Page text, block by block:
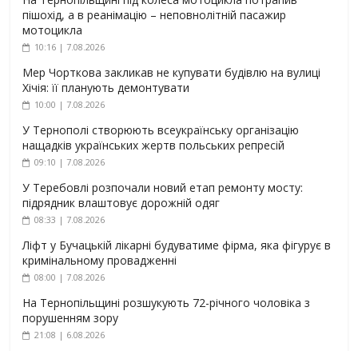
пішохід, а в реанімацію – неповнолітній пасажир
мотоцикла
10:16 | 7.08.2026
Мер Чорткова закликав не купувати будівлю на вулиці
Хічія: її планують демонтувати
10:00 | 7.08.2026
У Тернополі створюють всеукраїнську організацію
нащадків українських жертв польських репресій
09:10 | 7.08.2026
У Теребовлі розпочали новий етап ремонту мосту:
підрядник влаштовує дорожній одяг
08:33 | 7.08.2026
Ліфт у Бучацькій лікарні будуватиме фірма, яка фігурує в
кримінальному провадженні
08:00 | 7.08.2026
На Тернопільщині розшукують 72-річного чоловіка з
порушенням зору
21:08 | 6.08.2026